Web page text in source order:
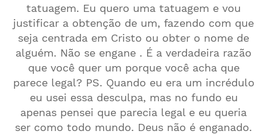
tatuagem. Eu quero uma tatuagem e vou
justificar a obtenção de um, fazendo com que
seja centrada em Cristo ou obter o nome de
alguém. Não se engane . É a verdadeira razão
que você quer um porque você acha que
parece legal? PS. Quando eu era um incrédulo
eu usei essa desculpa, mas no fundo eu
apenas pensei que parecia legal e eu queria
ser como todo mundo. Deus não é enganado.